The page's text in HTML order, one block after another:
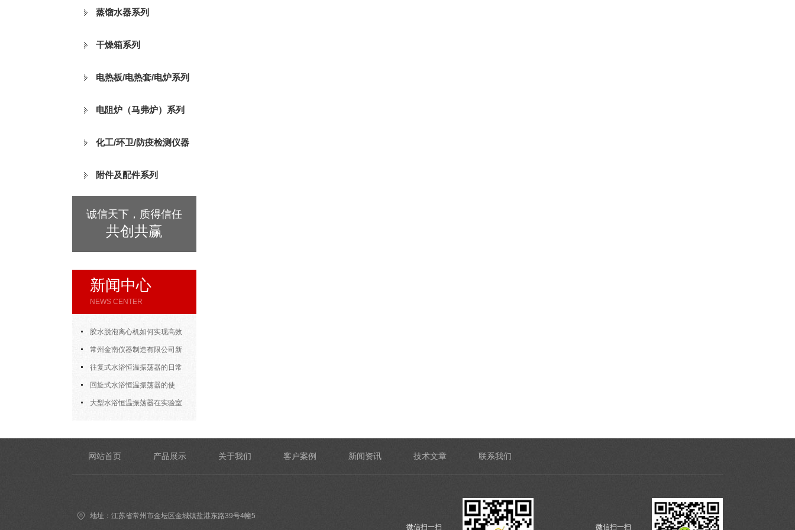
蒸馏水器系列
干燥箱系列
电热板/电热套/电炉系列
电阻炉（马弗炉）系列
化工/环卫/防疫检测仪器
附件及配件系列
诚信天下，质得信任
共创共赢
新闻中心
NEWS CENTER
胶水脱泡离心机如何实现高效
脱泡常州金南仪器制造有限公司新
年开门大吉
往复式水浴恒温振荡器的日常
使用回旋式水浴恒温振荡器的使
用，方法其实很简单
大型水浴恒温振荡器在实验室
网站首页 产品展示 关于我们 客户案例 新闻资讯 技术文章 联系我们
地址：江苏省常州市金坛区金城镇盐港东路39号4幢5
微信扫一扫
微信扫一扫